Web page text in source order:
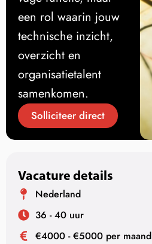
een rol waarin jouw
technische inzicht,
overzicht en
organisatietalent
samenkomen.
Solliciteer direct
Vacature details
Nederland
36 - 40 uur
€4000 - €5000 per maand